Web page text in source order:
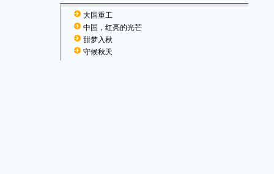
大国重工
中国，红亮的光芒
甜梦入秋
守候秋天